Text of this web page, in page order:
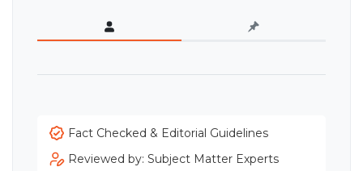
Fact Checked & Editorial Guidelines
Reviewed by: Subject Matter Experts